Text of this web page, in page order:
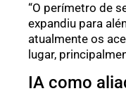
“O perímetro de
expandiu para
atualmente os
lugar,
IA como